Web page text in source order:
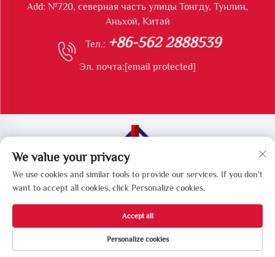
Add: №720, северная часть улицы Тонгду, Тунлин,
Аньхой, Китай
Тел.: +86-562 2888539
Эл. почта:[email protected]
Все права защищены © Тунлинская компания Longshun
по производству экологического оборудования
We value your privacy
We use cookies and similar tools to provide our services. If you don't
want to accept all cookies, click Personalize cookies.
Personalize cookies
Accept all